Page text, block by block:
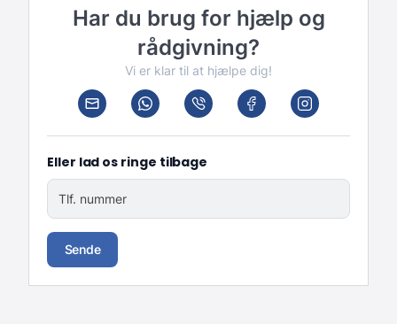
Har du brug for hjælp og
rådgivning?
Vi er klar til at hjælpe dig!
Eller lad os ringe tilbage
Tlf. nummer
Sende